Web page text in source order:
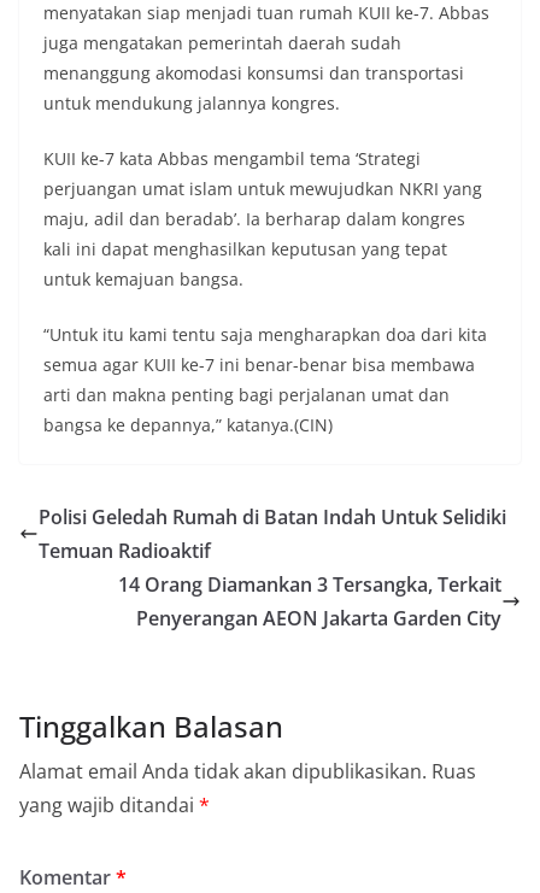
menyatakan siap menjadi tuan rumah KUII ke-7. Abbas
juga mengatakan pemerintah daerah sudah
menanggung akomodasi konsumsi dan transportasi
untuk mendukung jalannya kongres.
KUII ke-7 kata Abbas mengambil tema ‘Strategi
perjuangan umat islam untuk mewujudkan NKRI yang
maju, adil dan beradab’. Ia berharap dalam kongres
kali ini dapat menghasilkan keputusan yang tepat
untuk kemajuan bangsa.
“Untuk itu kami tentu saja mengharapkan doa dari kita
semua agar KUII ke-7 ini benar-benar bisa membawa
arti dan makna penting bagi perjalanan umat dan
bangsa ke depannya,” katanya.(CIN)
Polisi Geledah Rumah di Batan Indah Untuk Selidiki
Temuan Radioaktif
14 Orang Diamankan 3 Tersangka, Terkait
Penyerangan AEON Jakarta Garden City
Tinggalkan Balasan
Alamat email Anda tidak akan dipublikasikan. Ruas
yang wajib ditandai *
Komentar*